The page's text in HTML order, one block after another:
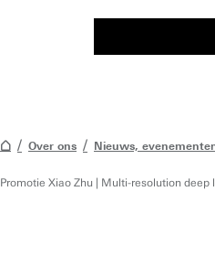
Over ons Nieuws,
Promotie Xiao Zhu | Multi-resolution